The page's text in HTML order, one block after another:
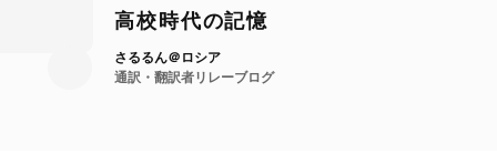
高校時代の記憶
さるるん＠ロシア
通訳・翻訳者リレーブログ